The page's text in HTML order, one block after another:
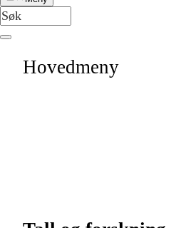
Hovedmeny